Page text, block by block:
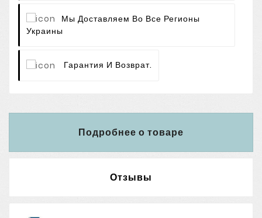
Мы Доставляем Во Все Регионы
Украины
Гарантия И Возврат.
Подробнее о товаре
Отзывы